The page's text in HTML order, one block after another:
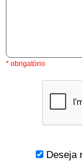
* obrigatório
Deseja